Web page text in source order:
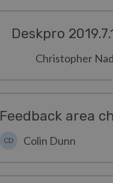
Deskpro
Christopher
Feedback area
CD Colin Dunn